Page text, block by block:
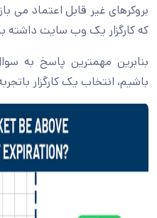
بروکرهای غیر قابل اعتماد می
که کارگزار یک وب سایت داشته
بنابرین مهمترین پاسخ به
باشیم، انتخاب یک کارگزار